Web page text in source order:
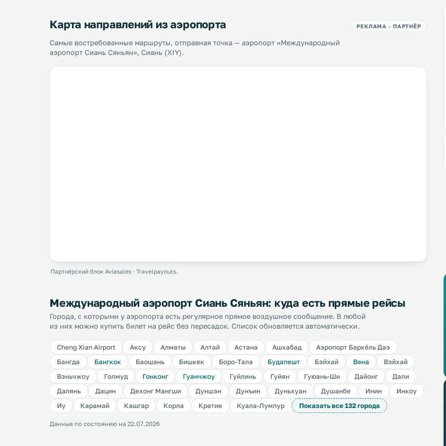
Карта направлений из аэропорта РЕКЛАМА · ПАРТНЁР
Самые востребованные маршруты, отправная точка — аэропорт «Международный
аэропорт Сиань Сяньян», Сиань (XIY).
Партнёрский блок Aviasales · Travelpayouts.
Международный аэропорт Сиань Сяньян: куда есть прямые рейсы
Города, с которыми у аэропорта есть регулярное прямое воздушное сообщение. В любой
из них можно купить билет на рейс без пересадок. Список обновляется автоматически.
Cheng Xian Airport Аксу Алматы Алтай Астана Ашхабад
Аэропорт Баркёль Даэ
Бангда
Бангкок Баошань Бишкек Боро-Тала Будапешт Бэйхай Вена
Вэйхай
Вэньчжоу
Голмуд Гонконг Гуанчжоу Гуйлинь Гуйян Гуюань-Ши Дайонг
Дали
Далянь
Дацин Дехонг Мангши Дуншэн Дунъин Дуньхуан Душанбе Инин
Инкоу
Иу
Карамай Кашгар Корла Кратие Куала-Лумпур Показать все 132 города
Данные по состоянию на 22.07.2026